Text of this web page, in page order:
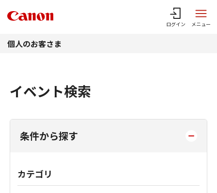
ログイン メニュー
個人のお客さま
イベント検索
条件から探す
カテゴリ